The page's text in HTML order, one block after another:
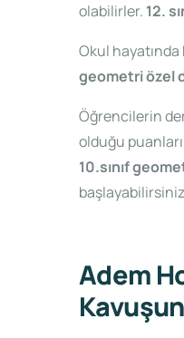
olabilirler. 12.
Okul hayatında
geometri özel
Öğrencilerin
olduğu
10.sınıf
Adem